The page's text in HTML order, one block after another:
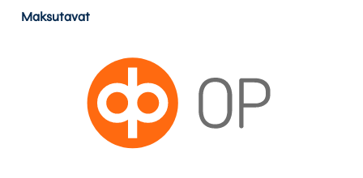
Maksutavat